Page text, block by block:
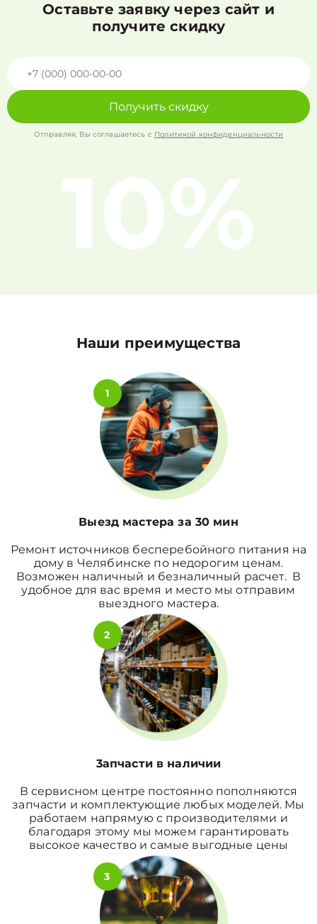
Оставьте заявку через сайт и
получите скидку
Получить скидку
Отправляя, Вы соглашаетесь с Политикой конфиденциальности
10%
Наши преимущества
1
Выезд мастера за 30 мин
Ремонт источников бесперебойного питания на
дому в Челябинске по недорогим ценам.
Возможен наличный и безналичный расчет. В
удобное для вас время и место мы отправим
выездного мастера.
2
3апчасти в наличии
В сервисном центре постоянно пополняются
запчасти и комплектующие любых моделей. Мы
работаем напрямую с производителями и
благодаря этому мы можем гарантировать
высокое качество и самые выгодные цены
3